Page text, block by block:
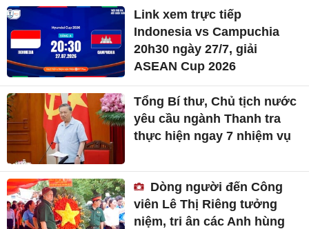
Link xem trực tiếp
Indonesia vs Campuchia
20h30 ngày 27/7, giải
ASEAN Cup 2026
Tổng Bí thư, Chủ tịch nước
yêu cầu ngành Thanh tra
thực hiện ngay 7 nhiệm vụ
Dòng người đến Công
viên Lê Thị Riêng tưởng
niệm, tri ân các Anh hùng